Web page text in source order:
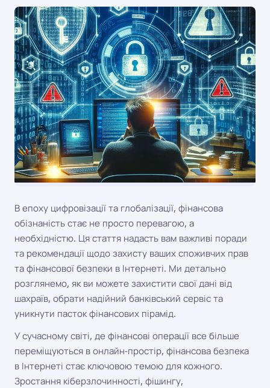
ОСОБИСТІ ФІНАНСИ
В епоху цифровізації та глобалізації, фінансова
обізнаність стає не просто перевагою, а
необхідністю. Ця стаття надасть вам важливі поради
та рекомендації щодо захисту ваших споживчих прав
та фінансової безпеки в Інтернеті. Ми детально
розглянемо, як ви можете захистити свої дані від
шахраїв, обрати надійний банківський сервіс та
уникнути пасток фінансових пірамід.
У сучасному світі, де фінансові операції все більше
переміщуються в онлайн-простір, фінансова безпека
в Інтернеті стає ключовою темою для кожного.
Зростання кіберзлочинності, фішингу,